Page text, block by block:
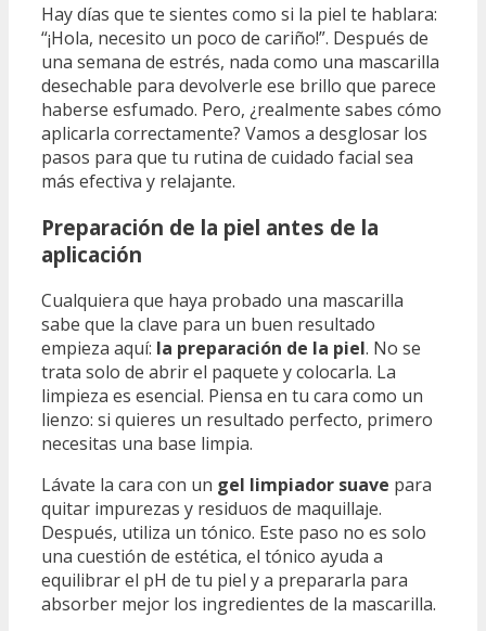
Hay días que te sientes como si la piel te hablara:
“¡Hola, necesito un poco de cariño!”. Después de
una semana de estrés, nada como una mascarilla
desechable para devolverle ese brillo que parece
haberse esfumado. Pero, ¿realmente sabes cómo
aplicarla correctamente? Vamos a desglosar los
pasos para que tu rutina de cuidado facial sea
más efectiva y relajante.
Preparación de la piel antes de la
aplicación
Cualquiera que haya probado una mascarilla
sabe que la clave para un buen resultado
empieza aquí: la preparación de la piel. No se
trata solo de abrir el paquete y colocarla. La
limpieza es esencial. Piensa en tu cara como un
lienzo: si quieres un resultado perfecto, primero
necesitas una base limpia.
Lávate la cara con un gel limpiador suave para
quitar impurezas y residuos de maquillaje.
Después, utiliza un tónico. Este paso no es solo
una cuestión de estética, el tónico ayuda a
equilibrar el pH de tu piel y a prepararla para
absorber mejor los ingredientes de la mascarilla.